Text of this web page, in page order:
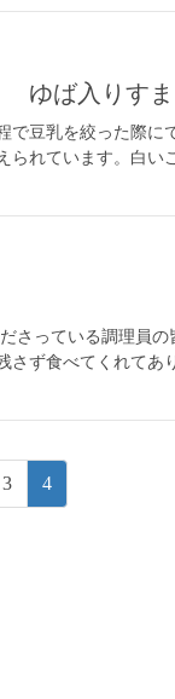
ば入りすま
豆乳を絞った際に
れています。白い
っている調理員の
さず食べてくれてあ
固
定
3
固
定
4